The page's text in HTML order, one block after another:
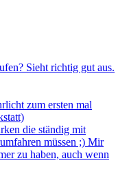
Sieht richtig gut aus.
zum ersten mal
die ständig mit
müssen ;) Mir
zu haben, auch wenn